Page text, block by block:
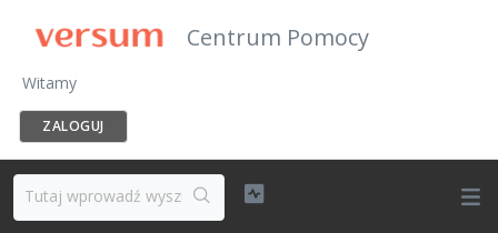
Centrum Pomocy
Witamy
ZALOGUJ